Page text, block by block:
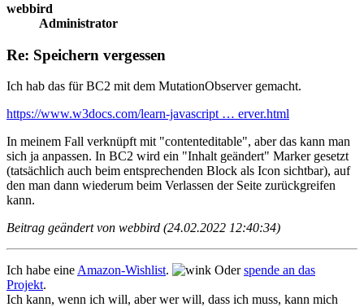
webbird
Administrator
Re: Speichern vergessen
Ich hab das für BC2 mit dem MutationObserver gemacht.
https://www.w3docs.com/learn-javascript … erver.html
In meinem Fall verknüpft mit "contenteditable", aber das kann man
sich ja anpassen. In BC2 wird ein "Inhalt geändert" Marker gesetzt
(tatsächlich auch beim entsprechenden Block als Icon sichtbar), auf
den man dann wiederum beim Verlassen der Seite zurückgreifen
kann.
Beitrag geändert von webbird (24.02.2022 12:40:34)
Ich habe eine Amazon-Wishlist. Oderspende an das
Projekt.
Ich kann, wenn ich will, aber wer will, dass ich muss, kann mich